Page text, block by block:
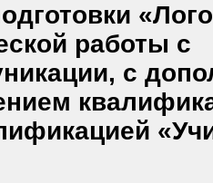
работы с
с